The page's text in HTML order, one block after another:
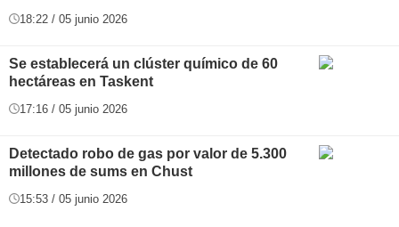
18:22 / 05 junio 2026
Se establecerá un clúster químico de 60
hectáreas en Taskent
17:16 / 05 junio 2026
Detectado robo de gas por valor de 5.300
millones de sums en Chust
15:53 / 05 junio 2026